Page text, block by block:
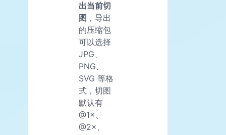
出当前切
图 ，导出
的压缩包
可以选择
JPG、
PNG、
SVG 等格
式，切图
默认有
@1×、
@2×、